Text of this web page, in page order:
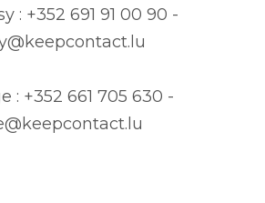
: +352 691 91 00 90 -
: +352 661 705 630 -